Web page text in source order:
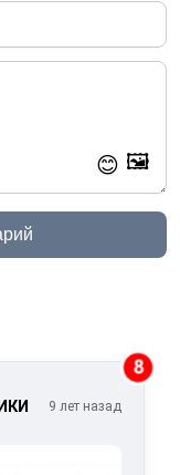
😊 🖼️
8
9 лет назад